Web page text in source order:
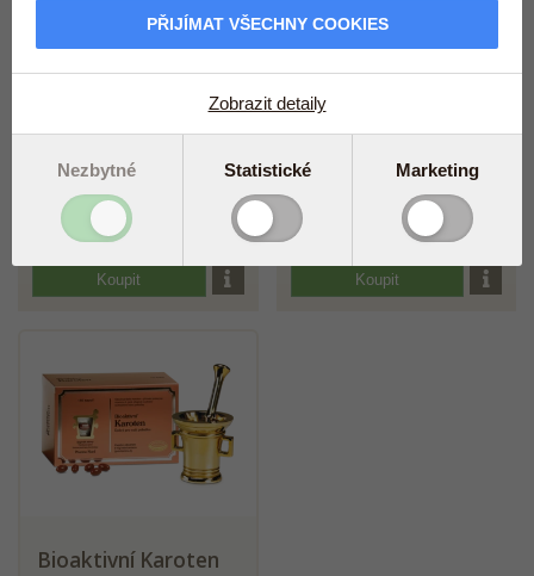
Plus
Více informací
60 cps 449,00 Kč
Koupit
Bioaktivní
Selen+Zinek
150 tbl 798,00 Kč
Koupit
Bioaktivní Karoten
PŘIJÍMAT VŠECHNY COOKIES
Zobrazit detaily
Nezbytné Statistické Marketing